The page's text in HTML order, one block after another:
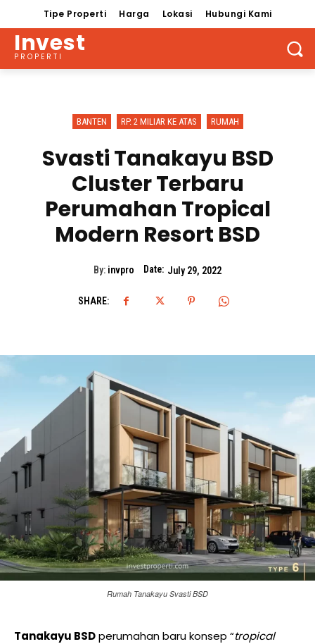
Tipe Properti Harga Lokasi Hubungi Kami
Invest
PROPERTI
BANTEN RP. 2 MILIAR KE ATAS RUMAH
Svasti Tanakayu BSD
Cluster Terbaru
Perumahan Tropical
Modern Resort BSD
By: invpro Date: July 29, 2022
SHARE:
Rumah Tanakayu Svasti BSD
Tanakayu BSDperumahan baru konsep “tropical